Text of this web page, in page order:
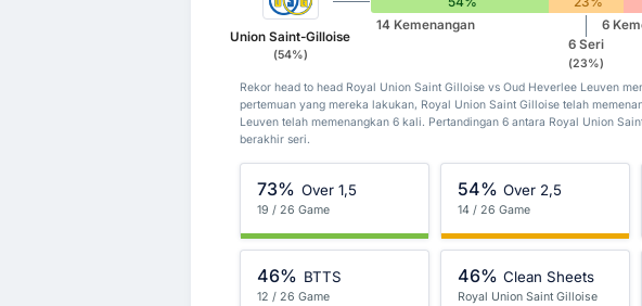
Union Saint-Gilloise
(54%)
14 Kemenangan
6 Seri
(23%)
6
Rekor head to head Royal Union Saint Gilloise vs Oud Heverlee Leuven
pertemuan yang mereka lakukan, Royal Union Saint Gilloise telah
Leuven telah memenangkan 6 kali. Pertandingan 6 antara Royal Union
berakhir seri.
73% Over 1,5
19 / 26 Game
54% Over 2,5
14 / 26 Game
46% BTTS
12 / 26 Game
46% Clean Sheets
Royal Union Saint Gilloise